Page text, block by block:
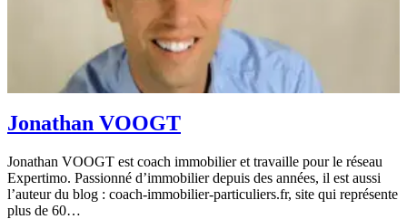
Jonathan VOOGT
Jonathan VOOGT est coach immobilier et travaille pour le réseau
Expertimo. Passionné d’immobilier depuis des années, il est aussi
l’auteur du blog : coach-immobilier-particuliers.fr, site qui représente
plus de 60…